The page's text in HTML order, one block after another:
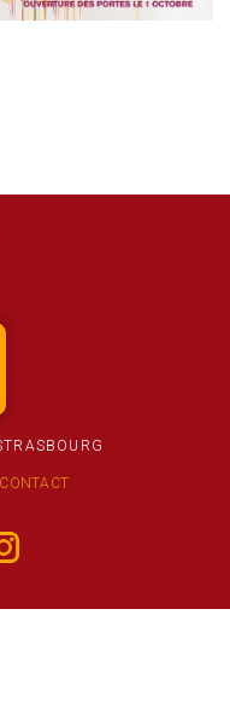
CONTACT